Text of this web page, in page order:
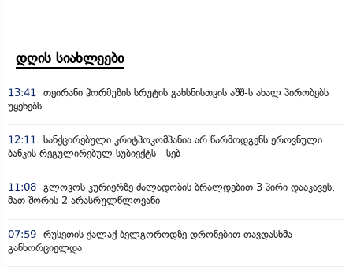
დღის სიახლეები
13:41
თეირანი ჰორმუზის სრუტის გახსნისთვის აშშ-ს ახალ პირობებს
უყენებს
12:11
სანქცირებული კრიტპოკომპანია არ წარმოდგენს ეროვნული
ბანკის რეგულირებულ სუბიექტს - სებ
11:08 გლოვოს კურიერზე ძალადობის ბრალდებით 3 პირი დააკავეს,
მათ შორის 2 არასრულწლოვანი
07:59 რუსეთის ქალაქ ბელგოროდზე დრონებით თავდასხმა
განხორციელდა